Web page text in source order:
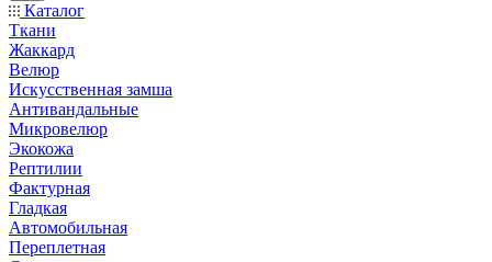
Каталог
Ткани
Жаккард
Велюр
Искусственная замша
Антивандальные
Микровелюр
Экокожа
Рептилии
Фактурная
Гладкая
Автомобильная
Переплетная